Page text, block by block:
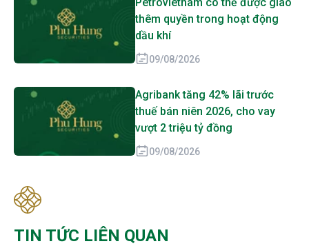
thêm quyền trong hoạt động
dầu khí
09/08/2026
Agribank tăng 42% lãi trước
thuế bán niên 2026, cho vay
vượt 2 triệu tỷ đồng
09/08/2026
TIN TỨC LIÊN QUAN